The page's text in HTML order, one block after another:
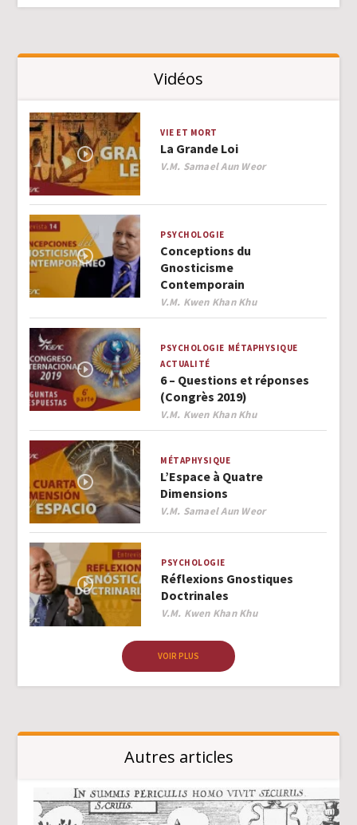
Vidéos
VIE ET MORT
La Grande Loi
Author
V.M. Samael Aun Weor
PSYCHOLOGIE
Conceptions du
Gnosticisme
Contemporain
Author
V.M. Kwen Khan Khu
PSYCHOLOGIE MÉTAPHYSIQUE
ACTUALITÉ
6 – Questions et réponses
(Congrès 2019)
Author
V.M. Kwen Khan Khu
MÉTAPHYSIQUE
L’Espace à Quatre
Dimensions
Author
V.M. Samael Aun Weor
PSYCHOLOGIE
Réflexions Gnostiques
Doctrinales
Author
V.M. Kwen Khan Khu
VOIR PLUS
Autres articles